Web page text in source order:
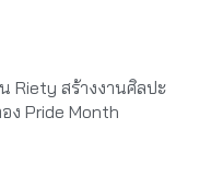
Riety สร้างงานศิลปะ
ง Pride Month